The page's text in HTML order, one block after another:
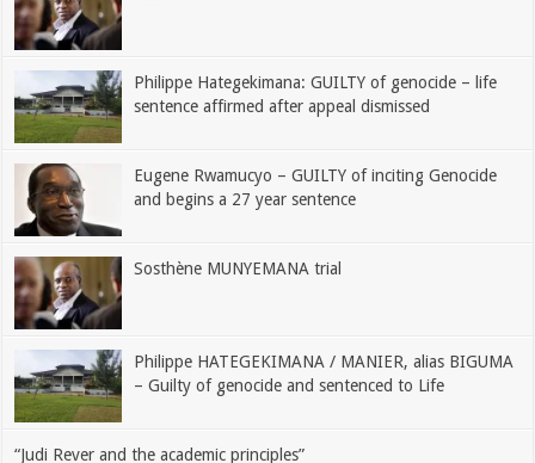
Philippe Hategekimana: GUILTY of genocide – life
sentence affirmed after appeal dismissed
Eugene Rwamucyo – GUILTY of inciting Genocide
and begins a 27 year sentence
Sosthène MUNYEMANA trial
Philippe HATEGEKIMANA / MANIER, alias BIGUMA
– Guilty of genocide and sentenced to Life
“Judi Rever and the academic principles”